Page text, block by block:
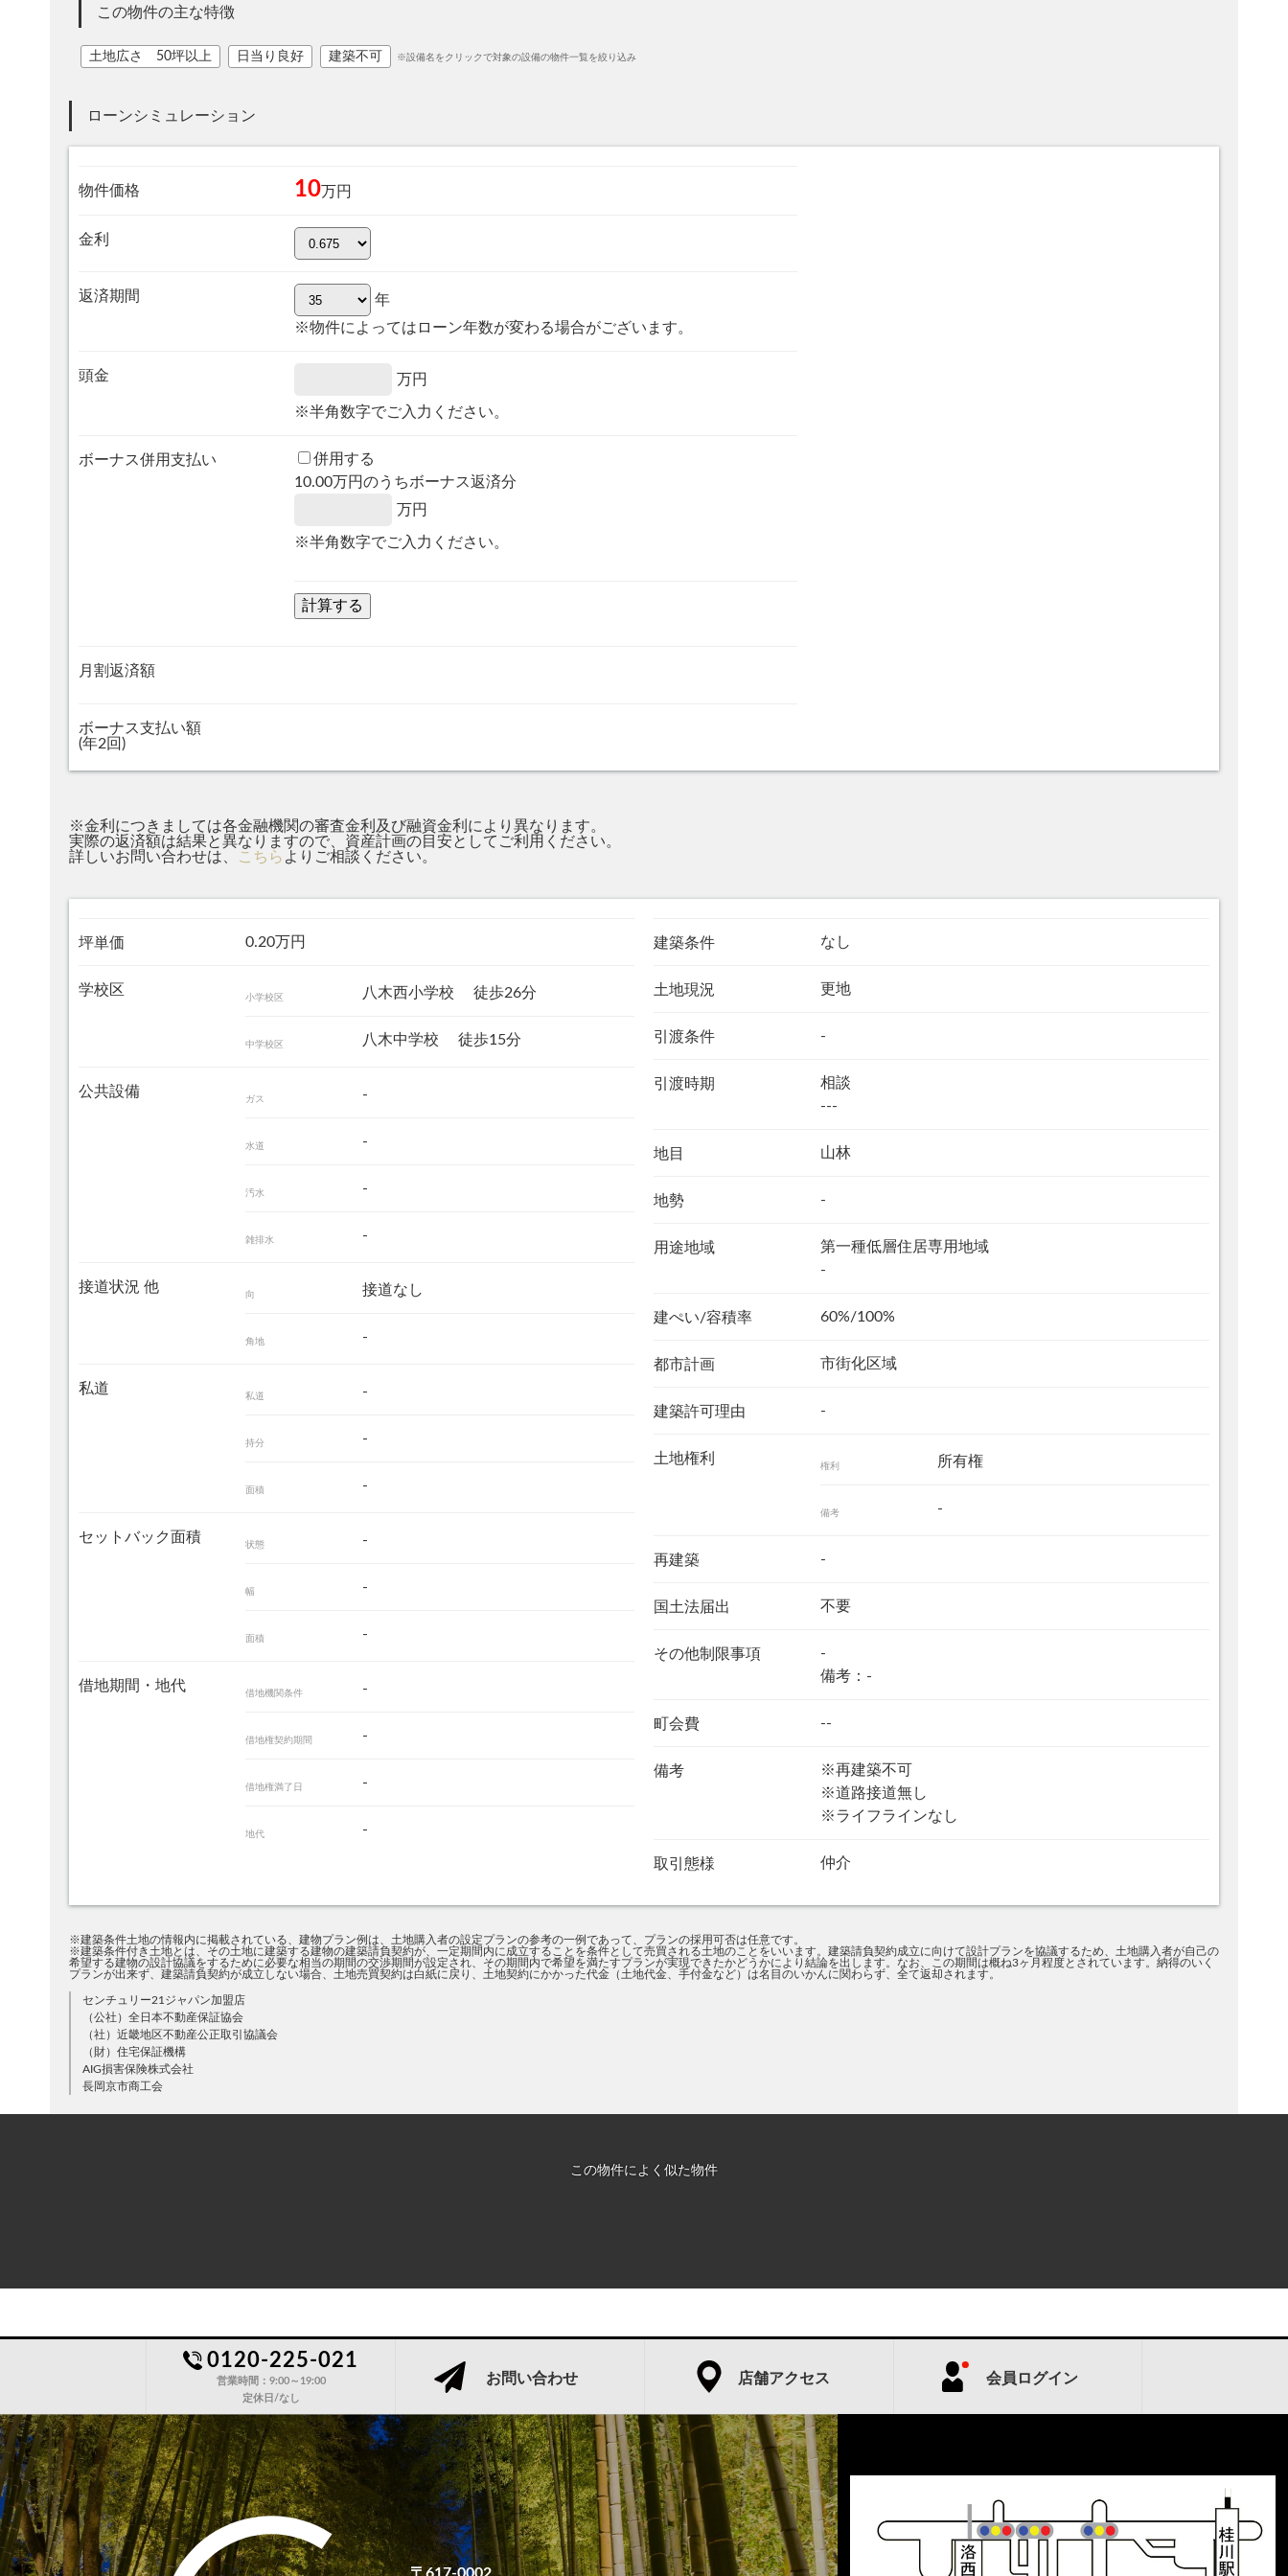
この物件の主な特徴
土地広さ 50坪以上 日当り良好 建築不可 ※設備名をクリックで対象の設備の物件一覧を絞り込み
ローンシミュレーション
物件価格 10万円
金利
返済期間
年
※物件によってはローン年数が変わる場合がございます。
頭金 万円
※半角数字でご入力ください。
ボーナス併用支払い
併用する
10.00万円のうちボーナス返済分
万円
※半角数字でご入力ください。
月割返済額
ボーナス支払い額
(年2回)
※金利につきましては各金融機関の審査金利及び融資金利により異なります。
実際の返済額は結果と異なりますので、資産計画の目安としてご利用ください。
詳しいお問い合わせは、
こちら よりご相談ください。
坪単価 0.20万円
学校区 小学校区 八木西小学校 徒歩26分
中学校区 八木中学校 徒歩15分
公共設備 ガス -
水道 -
汚水 -
雑排水 -
接道状況 他 向 接道なし
角地 -
私道 私道 -
持分 -
面積 -
セットバック面積 状態 -
幅 -
面積 -
借地期間・地代 借地機関条件 -
借地権契約期間 -
借地権満了日 -
地代 -
建築条件 なし
土地現況 更地
引渡条件 -
引渡時期
相談
---
地目 山林
地勢 -
用途地域
第一種低層住居専用地域
-
建ぺい/容積率 60%/100%
都市計画 市街化区域
建築許可理由 -
土地権利 権利 所有権
備考 -
再建築 -
国土法届出 不要
その他制限事項
-
備考：-
町会費 --
備考
※再建築不可
※道路接道無し
※ライフラインなし
取引態様 仲介
※建築条件土地の情報内に掲載されている、建物プラン例は、土地購入者の設定プランの参考の一例であって、プランの採用可否は任意です。
※建築条件付き土地とは、その土地に建築する建物の建築請負契約が、一定期間内に成立することを条件として売買される土地のことをいいます。建築請負契約成立に向けて設計プランを協議するため、土地購入者が自己の
希望する建物の設計協議をするために必要な相当の期間の交渉期間が設定され、その期間内で希望を満たすプランが実現できたかどうかにより結論を出します。なお、この期間は概ね3ヶ月程度とされています。納得のいく
プランが出来ず、建築請負契約が成立しない場合、土地売買契約は白紙に戻り、土地契約にかかった代金（土地代金、手付金など）は名目のいかんに関わらず、全て返却されます。
センチュリー21ジャパン加盟店
（公社）全日本不動産保証協会
（社）近畿地区不動産公正取引協議会
（財）住宅保証機構
AIG損害保険株式会社
長岡京市商工会
この物件によく似た物件
0120-225-021
営業時間：9:00～19:00
定休日/なし
お問い合わせ 店舗アクセス 会員ログイン